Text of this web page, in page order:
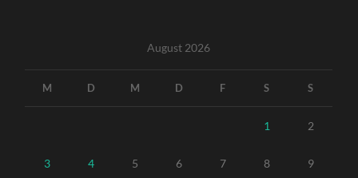
August 2026
M D M D F S S
1 2
3 4 5 6 7 8 9